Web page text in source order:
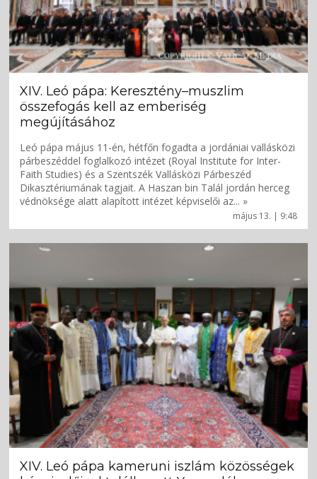
május 13. | 9:48
XIV. Leó pápa: Keresztény–muszlim
összefogás kell az emberiség
megújításához
Leó pápa május 11-én, hétfőn fogadta a jordániai vallásközi
párbeszéddel foglalkozó intézet (Royal Institute for Inter-
Faith Studies) és a Szentszék Vallásközi Párbeszéd
Dikasztériumának tagjait. A Haszan bin Talál jordán herceg
védnöksége alatt alapított intézet képviselői az... »
XIV. Leó pápa kameruni iszlám közösségek